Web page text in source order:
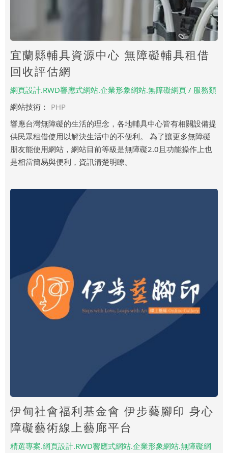
宜蘭縣輔具資源中心 無障礙輔具租借
回收評估網
網頁設計.RWD響應式網站.企業形象網站.無障礙網頁 / 服務類
網站技術： PHP
響應台灣無障礙的生活的理念，各地輔具中心皆有相關設備提
供民眾租借使用以解決生活中的不便利。 為了讓更多無障礙
朋友能使用網站，網站目前等級是無障礙2.0且功能操作上也
是相當簡易與便利，資訊清楚明瞭。
伊甸社會福利基金會 伊步藝腳印 身心
障礙藝術線上藝廊平台
精選專案.網頁設計.RWD響應式網站.企業形象網站.無障礙網